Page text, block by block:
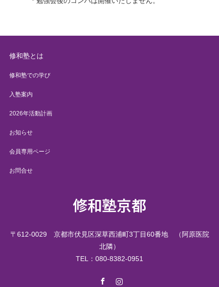
修和塾とは
修和塾での学び
入塾案内
2026年活動計画
お知らせ
会員専用ページ
お問合せ
修和塾京都
〒612-0029 京都市伏見区深草西浦町3丁目60番地 （阿原医院
北隣）
TEL：080-8382-0951